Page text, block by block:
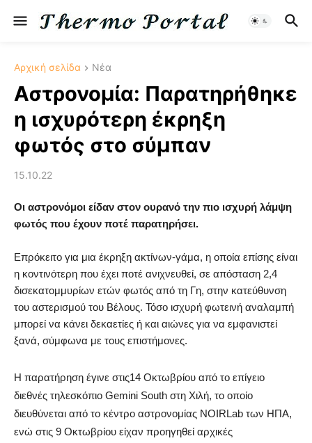
Αρχική σελίδα Νέα
Αστρονομία: Παρατηρήθηκε
η ισχυρότερη έκρηξη
φωτός στο σύμπαν
15.10.22
Οι αστρονόμοι είδαν στον ουρανό την πιο ισχυρή λάμψη
φωτός που έχουν ποτέ παρατηρήσει.
Επρόκειτο για μια έκρηξη ακτίνων-γάμα, η οποία επίσης είναι
η κοντινότερη που έχει ποτέ ανιχνευθεί, σε απόσταση 2,4
δισεκατομμυρίων ετών φωτός από τη Γη, στην κατεύθυνση
του αστερισμού του Βέλους. Τόσο ισχυρή φωτεινή αναλαμπή
μπορεί να κάνει δεκαετίες ή και αιώνες για να εμφανιστεί
ξανά, σύμφωνα με τους επιστήμονες.
Η παρατήρηση έγινε στις14 Οκτωβρίου από το επίγειο
διεθνές τηλεσκόπιο Gemini South στη Χιλή, το οποίο
διευθύνεται από το κέντρο αστρονομίας NOIRLab των ΗΠΑ,
ενώ στις 9 Οκτωβρίου είχαν προηγηθεί αρχικές